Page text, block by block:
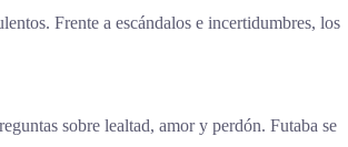
Frente a escándalos e incertidumbres, los
sobre lealtad, amor y perdón. Futaba se